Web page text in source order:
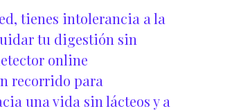
tienes intolerancia a la
tu digestión sin
online
recorrido para
una vida sin lácteos y a